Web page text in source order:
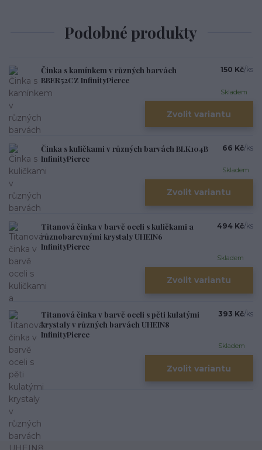
Podobné produkty
Činka s kamínkem v různých barvách
BBER52CZ InfinityPierce
150 Kč/ks
Skladem
Zvolit variantu
Činka s kuličkami v různých barvách BLK104B
InfinityPierce
66 Kč/ks
Skladem
Zvolit variantu
Titanová činka v barvě oceli s kuličkami a
různobarevnými krystaly UHEIN6
InfinityPierce
494 Kč/ks
Skladem
Zvolit variantu
Titanová činka v barvě oceli s pěti kulatými
krystaly v různých barvách UHEIN8
InfinityPierce
393 Kč/ks
Skladem
Zvolit variantu